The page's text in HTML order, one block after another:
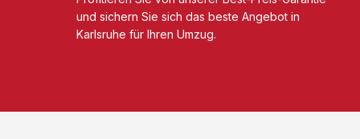
und sichern Sie sich das beste Angebot in
Karlsruhe für Ihren Umzug.